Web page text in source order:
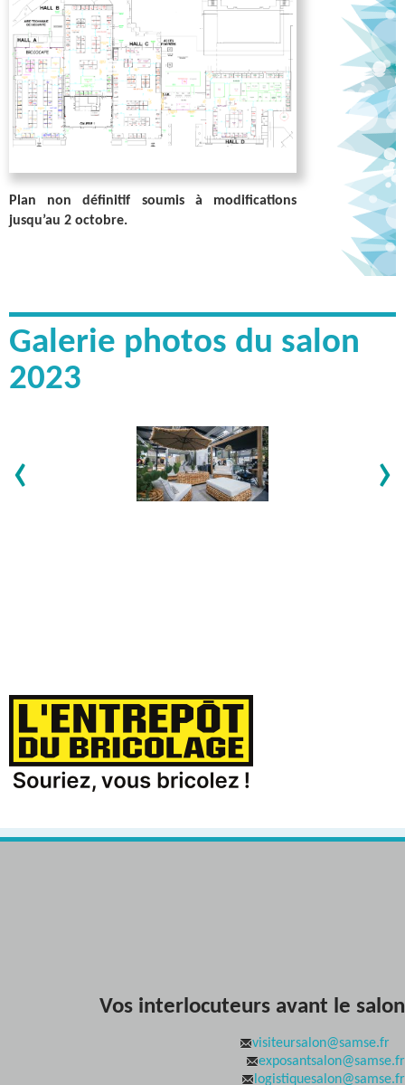
Plan non définitif soumis à modifications
jusqu’au 2 octobre.
Galerie photos du salon
2023
‹ ›
Vos interlocuteurs avant le salon
visiteursalon@samse.fr
exposantsalon@samse.fr
logistiquesalon@samse.fr